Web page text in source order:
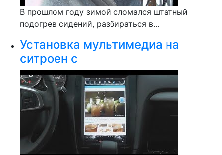
В прошлом году зимой сломался штатный
подогрев сидений, разбираться в...
Установка мультимедиа на
ситроен с